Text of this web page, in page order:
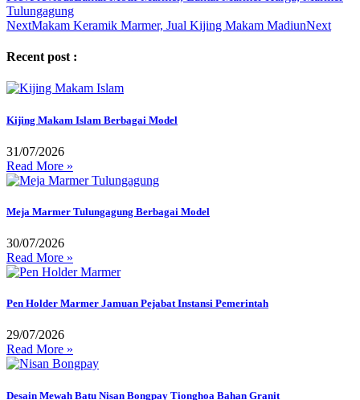
Tulungagung
NextMakam Keramik Marmer, Jual Kijing Makam MadiunNext
Recent post :
Kijing Makam Islam Berbagai Model
31/07/2026
Read More »
Meja Marmer Tulungagung Berbagai Model
30/07/2026
Read More »
Pen Holder Marmer Jamuan Pejabat Instansi Pemerintah
29/07/2026
Read More »
Desain Mewah Batu Nisan Bongpay Tionghoa Bahan Granit